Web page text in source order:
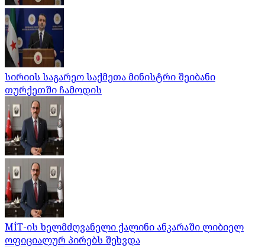
სირიის საგარეო საქმეთა მინისტრი შეიბანი
თურქეთში ჩამოდის
MİT-ის ხელმძღვანელი ქალინი ანკარაში ლიბიელ
ოფიციალურ პირებს შეხვდა